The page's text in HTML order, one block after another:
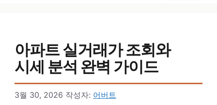
아파트 실거래가 조회와
시세 분석 완벽 가이드
3월 30, 2026 작성자: 어버트